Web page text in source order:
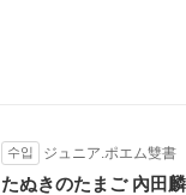
수입 ジュニア.ポエム雙書
たぬきのたまご 內田